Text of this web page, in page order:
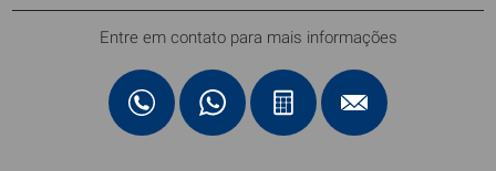
Entre em contato para mais informações